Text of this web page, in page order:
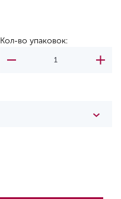
Кол-во упаковок: